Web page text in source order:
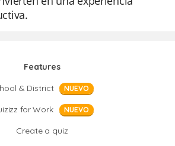
Features
& District
NUEVO
for Work NUEVO
Create a quiz